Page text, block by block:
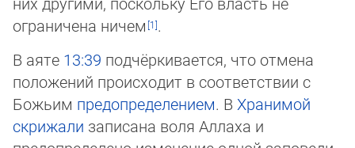
ограничена ни­чем
.
В аяте 13:39 подчёркивается, что отмена
положений происходит в соответствии с
Божьим предопределением. В Хранимой
скрижали записана воля Аллаха и